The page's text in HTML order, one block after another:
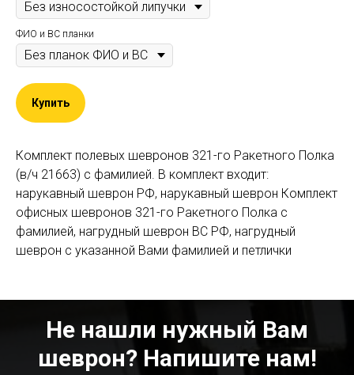
ФИО и ВС планки
Купить
Комплект полевых шевронов 321-го Ракетного Полка
(в/ч 21663) c фамилией. В комплект входит:
нарукавный шеврон РФ, нарукавный шеврон Комплект
офисных шевронов 321-го Ракетного Полка c
фамилией, нагрудный шеврон ВС РФ, нагрудный
шеврон с указанной Вами фамилией и петлички
Не нашли нужный Вам
шеврон? Напишите нам!